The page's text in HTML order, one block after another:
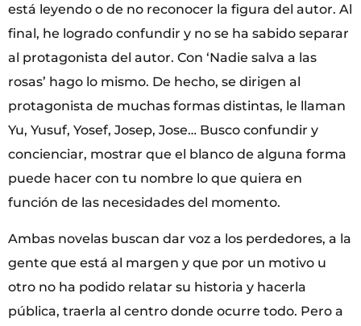
está leyendo o de no reconocer la figura del autor. Al
final, he logrado confundir y no se ha sabido separar
al protagonista del autor. Con ‘Nadie salva a las
rosas’ hago lo mismo. De hecho, se dirigen al
protagonista de muchas formas distintas, le llaman
Yu, Yusuf, Yosef, Josep, Jose… Busco confundir y
concienciar, mostrar que el blanco de alguna forma
puede hacer con tu nombre lo que quiera en
función de las necesidades del momento.
Ambas novelas buscan dar voz a los perdedores, a la
gente que está al margen y que por un motivo u
otro no ha podido relatar su historia y hacerla
pública, traerla al centro donde ocurre todo. Pero a